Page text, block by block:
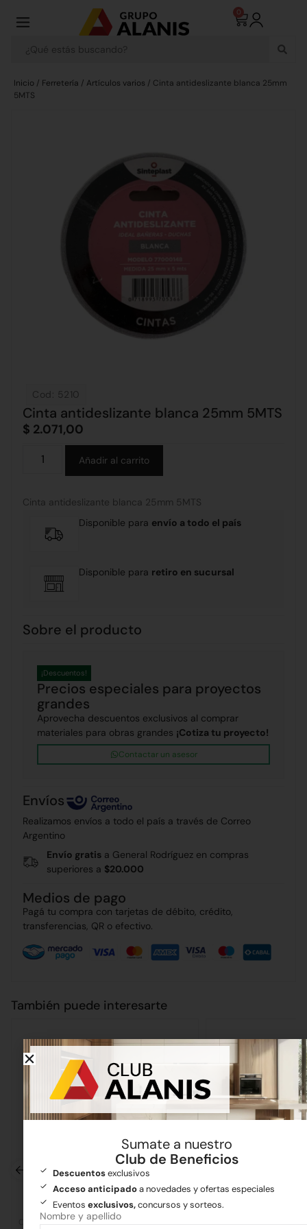
0
Inicio / Ferretería / Artículos varios / Cinta antideslizante blanca 25mm
5MTS
Cod: 5210
Cinta antideslizante blanca 25mm 5MTS
$ 2.071,00
Añadir al carrito
Cinta antideslizante blanca 25mm 5MTS
Disponible para envío a todo el país
Disponible para retiro en sucursal
Sobre el producto
Precios especiales para proyectos
grandes
¡Descuentos!
Aprovecha descuentos exclusivos al comprar
materiales para obras grandes ¡Cotiza tu proyecto!
Contactar un asesor
Envíos
Realizamos envíos a todo el país a través de Correo
Argentino
Envío gratis a General Rodríguez en compras
superiores a $20.000
Medios de pago
Pagá tu compra con tarjetas de débito, crédito,
transferencias, QR o efectivo.
También puede interesarte
Cañerías Ferretería
Sumate a nuestro
Club de Beneficios
Descuentosexclusivos
Acceso anticipadoa novedades y ofertas especiales
Eventos exclusivos,concursos y sorteos.
Nombre y apellido